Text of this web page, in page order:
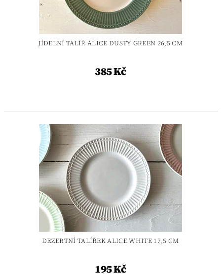
JÍDELNÍ TALÍŘ ALICE DUSTY GREEN 26,5 CM
385 Kč
DEZERTNÍ TALÍŘEK ALICE WHITE 17,5 CM
195 Kč